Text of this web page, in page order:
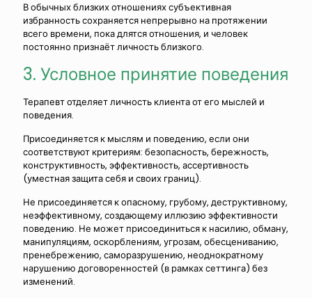
В обычных близких отношениях субъективная
избранность сохраняется непрерывно на протяжении
всего времени, пока длятся отношения, и человек
постоянно признаёт личность близкого.
3. Условное принятие поведения
Терапевт отделяет личность клиента от его мыслей и
поведения.
Присоединяется к мыслям и поведению, если они
соответствуют критериям: безопасность, бережность,
конструктивность, эффективность, ассертивность
(уместная защита себя и своих границ).
Не присоединяется к опасному, грубому, деструктивному,
неэффективному, создающему иллюзию эффективности
поведению. Не может присоединиться к насилию, обману,
манипуляциям, оскорблениям, угрозам, обесцениванию,
пренебрежению, саморазрушению, неоднократному
нарушению договоренностей (в рамках сеттинга) без
изменений.